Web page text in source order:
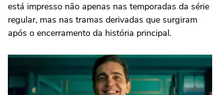
está impresso não apenas nas temporadas da série
regular, mas nas tramas derivadas que surgiram
após o encerramento da história principal.